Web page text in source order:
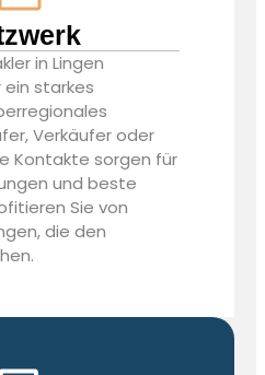
in Lingen
starkes
Verkäufer oder
Kontakte sorgen für
und beste
Sie von
die den